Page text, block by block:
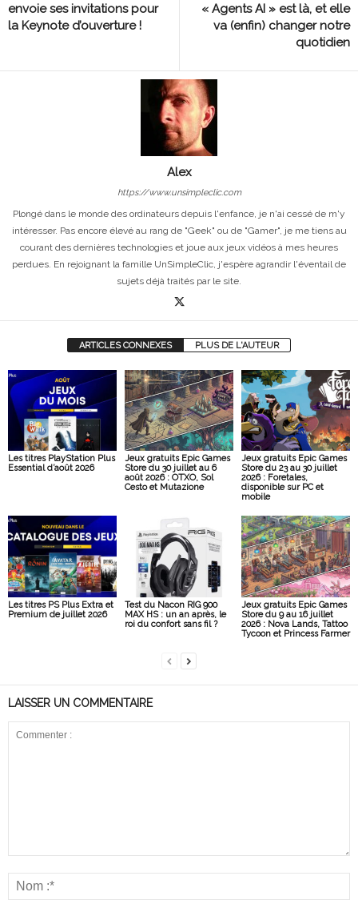
envoie ses invitations pour
la Keynote d’ouverture !
« Agents AI » est là, et elle
va (enfin) changer notre
quotidien
Alex
https://www.unsimpleclic.com
Plongé dans le monde des ordinateurs depuis l'enfance, je n'ai cessé de m'y
intéresser. Pas encore élevé au rang de "Geek" ou de "Gamer", je me tiens au
courant des dernières technologies et joue aux jeux vidéos à mes heures
perdues. En rejoignant la famille UnSimpleClic, j'espère agrandir l'éventail de
sujets déjà traités par le site.
ARTICLES CONNEXES PLUS DE L'AUTEUR
Les titres PlayStation Plus
Essential d’août 2026
Jeux gratuits Epic Games
Store du 30 juillet au 6
août 2026 : OTXO, Sol
Cesto et Mutazione
Jeux gratuits Epic Games
Store du 23 au 30 juillet
2026 : Foretales,
disponible sur PC et
mobile
Les titres PS Plus Extra et
Premium de juillet 2026
Test du Nacon RIG 900
MAX HS : un an après, le
roi du confort sans fil ?
Jeux gratuits Epic Games
Store du 9 au 16 juillet
2026 : Nova Lands, Tattoo
Tycoon et Princess Farmer
LAISSER UN COMMENTAIRE